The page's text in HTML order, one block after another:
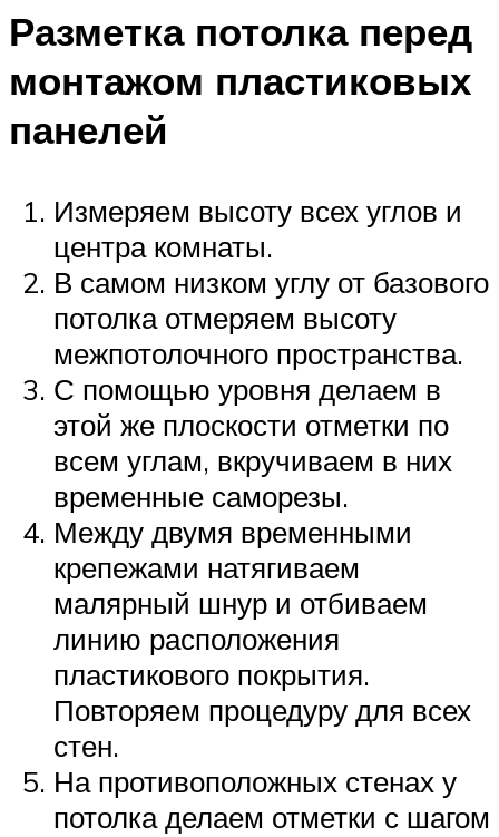
Разметка потолка перед
монтажом пластиковых
панелей
Измеряем высоту всех углов и
центра комнаты.
В самом низком углу от базового
потолка отмеряем высоту
межпотолочного пространства.
С помощью уровня делаем в
этой же плоскости отметки по
всем углам, вкручиваем в них
временные саморезы.
Между двумя временными
крепежами натягиваем
малярный шнур и отбиваем
линию расположения
пластикового покрытия.
Повторяем процедуру для всех
стен.
На противоположных стенах у
потолка делаем отметки с шагом